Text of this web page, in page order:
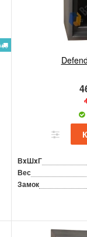
ВxШxГ
Вес
Замок